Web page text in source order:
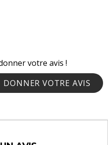
votre avis !
DONNER VOTRE AVIS